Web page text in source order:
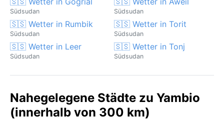
Südsudan Südsudan
🇸🇸 Wetter in Rumbik
Südsudan
🇸🇸 Wetter in Torit
Südsudan
🇸🇸 Wetter in Leer
Südsudan
🇸🇸 Wetter in Tonj
Südsudan
Nahegelegene Städte zu Yambio
(innerhalb von 300 km)